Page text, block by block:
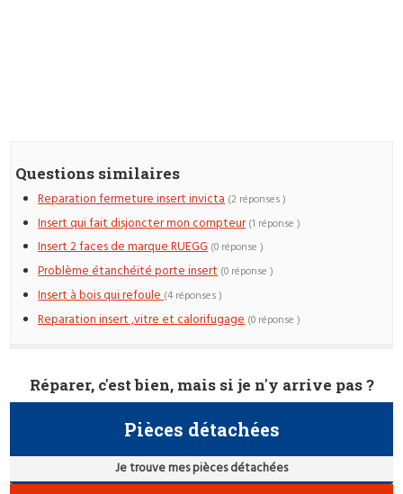
Questions similaires
Reparation fermeture insert invicta (2 réponses )
Insert qui fait disjoncter mon compteur (1 réponse )
Insert 2 faces de marque RUEGG (0 réponse )
Problème étanchéité porte insert (0 réponse )
Insert à bois qui refoule(4 réponses )
Reparation insert ,vitre et calorifugage (0 réponse )
Réparer, c'est bien, mais si je n'y arrive pas ?
Pièces détachées
Je trouve mes pièces détachées